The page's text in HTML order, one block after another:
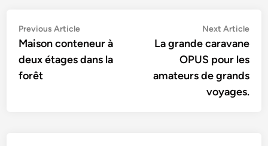
Navigation
de
l’article
Previous ArticlePrevious
article:
Maison conteneur à
deux étages dans la
forêt
Next Article
La grande caravane
OPUS pour les
amateurs de grands
voyages.